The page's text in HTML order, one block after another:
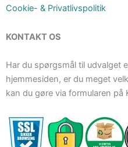
Cookie- & Privatlivspolitik
KONTAKT OS
Har du spørgsmål til udvalget
hjemmesiden, er du meget
kan du gøre via formularen på